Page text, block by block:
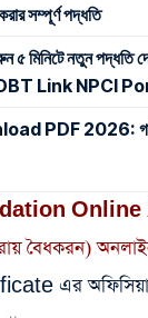
সম্পূর্ণ পদ্ধতি
৫ মিনিটে নতুন
Link NPCI
2026: গাড়ি/
বৈধকরন)
এর অফিসিয়াল